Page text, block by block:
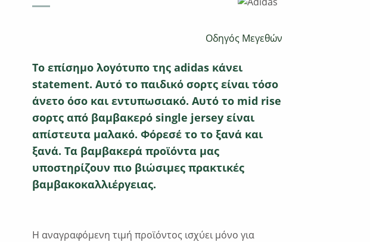
Οδηγός Μεγεθών
Το επίσημο λογότυπο της adidas κάνει
statement. Αυτό το παιδικό σορτς είναι τόσο
άνετο όσο και εντυπωσιακό. Αυτό το mid rise
σορτς από βαμβακερό single jersey είναι
απίστευτα μαλακό. Φόρεσέ το το ξανά και
ξανά. Τα βαμβακερά προϊόντα μας
υποστηρίζουν πιο βιώσιμες πρακτικές
βαμβακοκαλλιέργειας.
Η αναγραφόμενη τιμή προϊόντος ισχύει μόνο για